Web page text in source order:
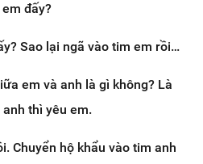
đấy?
Sao lại ngã vào tim em rồi…
em và anh là gì không? Là
thì yêu em.
Chuyển hộ khẩu vào tim anh